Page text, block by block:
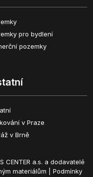
pro bydlení
pozemky
v Praze
v Brně
CENTER a.s. a dodavatelé
materiálům
Podmínky